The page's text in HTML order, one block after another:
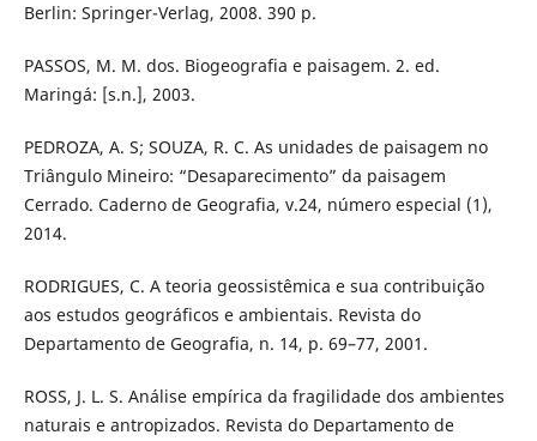
Berlin: Springer-Verlag, 2008. 390 p.
PASSOS, M. M. dos. Biogeografia e paisagem. 2. ed.
Maringá: [s.n.], 2003.
PEDROZA, A. S; SOUZA, R. C. As unidades de paisagem no
Triângulo Mineiro: “Desaparecimento” da paisagem
Cerrado. Caderno de Geografia, v.24, número especial (1),
2014.
RODRIGUES, C. A teoria geossistêmica e sua contribuição
aos estudos geográficos e ambientais. Revista do
Departamento de Geografia, n. 14, p. 69–77, 2001.
ROSS, J. L. S. Análise empírica da fragilidade dos ambientes
naturais e antropizados. Revista do Departamento de